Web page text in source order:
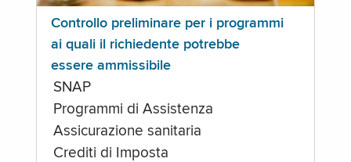
Controllo preliminare per i programmi
ai quali il richiedente potrebbe
essere ammissibile
SNAP
Programmi di Assistenza
Assicurazione sanitaria
Crediti di Imposta